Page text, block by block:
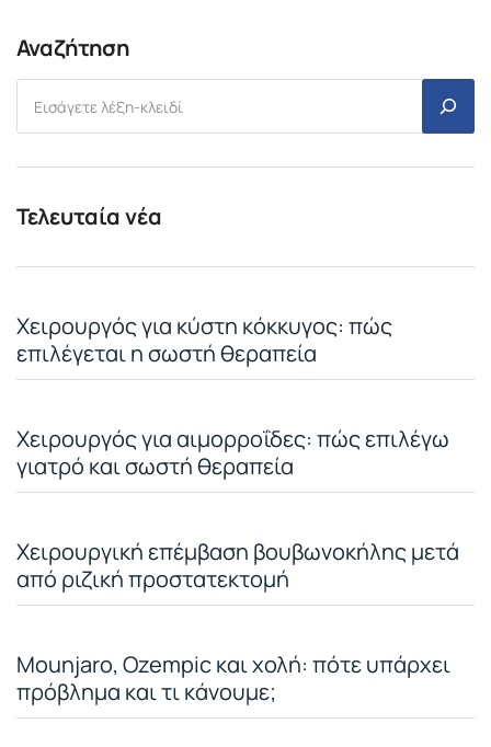
Αναζήτηση
Τελευταία νέα
Χειρουργός για κύστη κόκκυγος: πώς
επιλέγεται η σωστή θεραπεία
Χειρουργός για αιμορροΐδες: πώς επιλέγω
γιατρό και σωστή θεραπεία
Χειρουργική επέμβαση βουβωνοκήλης μετά
από ριζική προστατεκτομή
Mounjaro, Ozempic και χολή: πότε υπάρχει
πρόβλημα και τι κάνουμε;